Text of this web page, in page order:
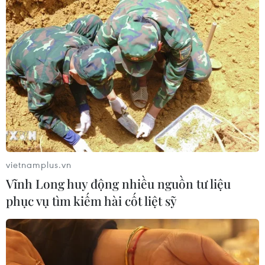
04/08/2026 14:34
Ba tỉnh biên giới đề xuất giải pháp
tăng hiệu quả chống buôn lậu thuốc
lá
04/08/2026 14:20
Xem thêm
CƠ QUAN CHỦ QUẢN: THÔNG TẤN XÃ VIỆT NAM
vietnamplus.vn
Vĩnh Long huy động nhiều nguồn tư liệu
phục vụ tìm kiếm hài cốt liệt sỹ